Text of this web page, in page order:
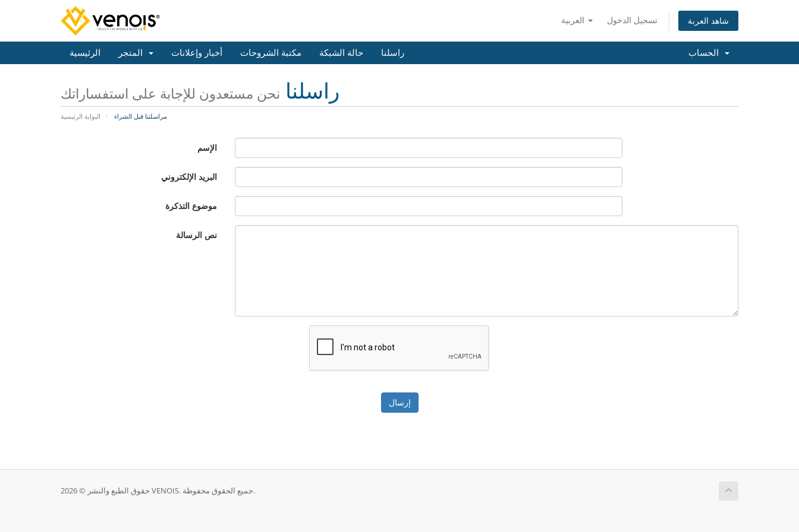
تسجيل الدخول شاهد العربة
الرئيسية أخبار وإعلانات مكتبة الشروحات حالة الشبكة راسلنا
راسلنا نحن مستعدون للإجابة على استفساراتك
البوابة الرئيسية مراسلتنا قبل الشراء
الإسم
البريد الإلكتروني
موضوع التذكرة
نص الرسالة
إرسال
حقوق الطبع والنشر © 2026 VENOIS. جميع الحقوق محفوظة.